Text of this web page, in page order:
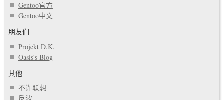
Gentoo官方
Gentoo中文
朋友们
Projekt D.K.
Oasis's Blog
其他
不许联想
反波